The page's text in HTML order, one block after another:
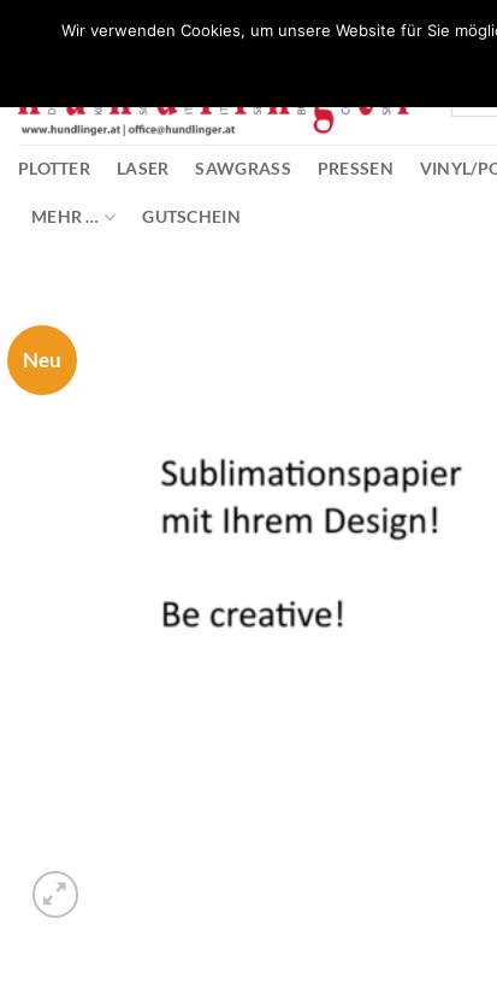
PLOTTER LASER SAWGRASS PRESSEN VINYL/
MEHR … GUTSCHEIN
Neu
Wir verwenden Cookies, um unsere Website für Sie